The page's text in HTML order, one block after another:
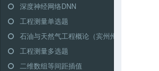
深度神经网络DNN
工程测量单选题
石油与天然气工程概论（宾州州立大学）
工程测量多选题
二维数组等间距插值